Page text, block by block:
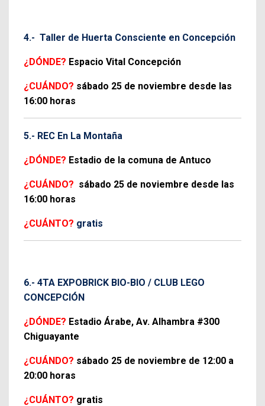
4.- Taller de Huerta Consciente en Concepción
¿DÓNDE? Espacio Vital Concepción
¿CUÁNDO? sábado 25 de noviembre desde las
16:00 horas
5.- REC En La Montaña
¿DÓNDE? Estadio de la comuna de Antuco
¿CUÁNDO? sábado 25 de noviembre desde las
16:00 horas
¿CUÁNTO? gratis
6.- 4TA EXPOBRICK BIO-BIO / CLUB LEGO
CONCEPCIÓN
¿DÓNDE? Estadio Árabe, Av. Alhambra #300
Chiguayante
¿CUÁNDO? sábado 25 de noviembre de 12:00 a
20:00 horas
¿CUÁNTO? gratis